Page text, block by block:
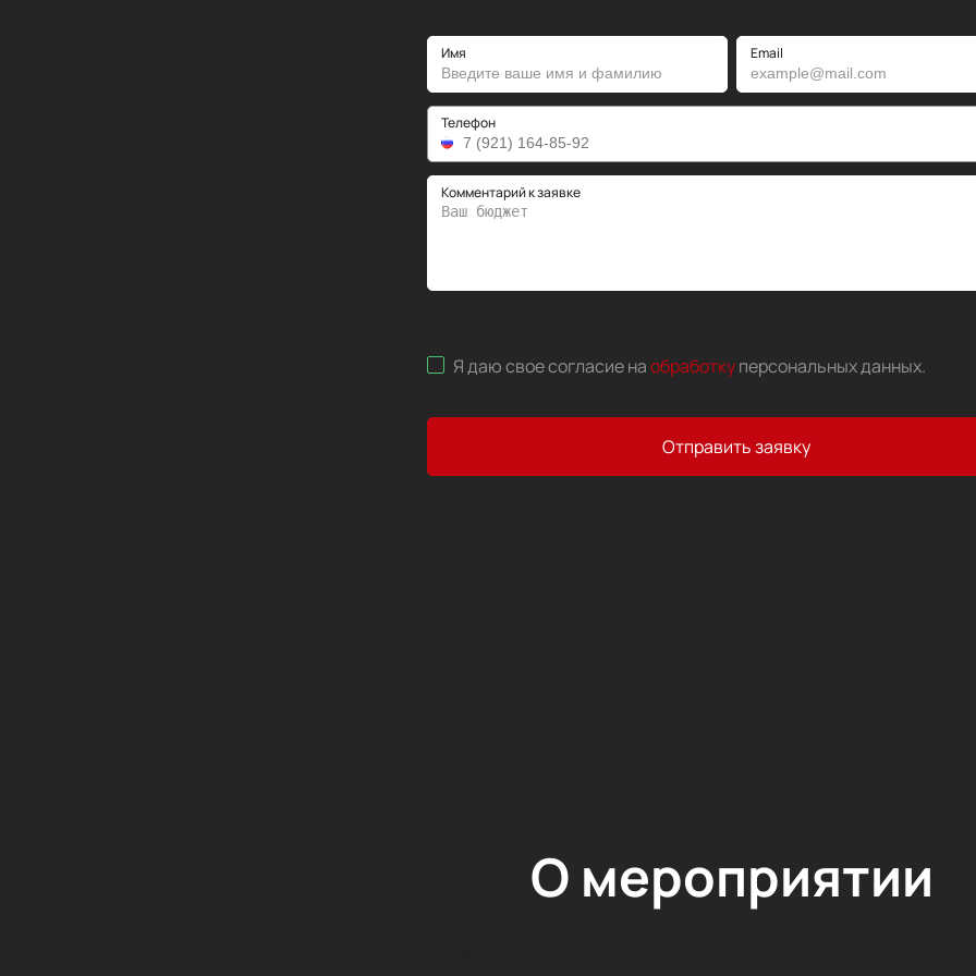
Имя Email
Телефон
Комментарий к заявке
Я даю свое согласие наобработку персональных данных.
Отправить заявку
О мероприятии